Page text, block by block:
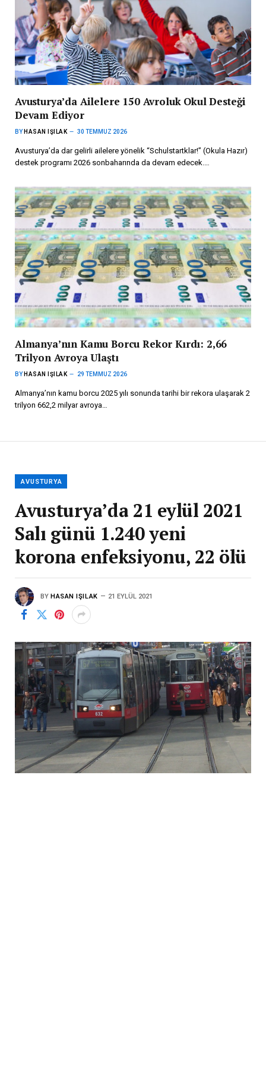
Avusturya’da Ailelere 150 Avroluk Okul Desteği
Devam Ediyor
BY HASAN IŞILAK 30 TEMMUZ 2026
Avusturya’da dar gelirli ailelere yönelik “Schulstartklar!” (Okula Hazır)
destek programı 2026 sonbaharında da devam edecek.…
Almanya’nın Kamu Borcu Rekor Kırdı: 2,66
Trilyon Avroya Ulaştı
BY HASAN IŞILAK 29 TEMMUZ 2026
Almanya’nın kamu borcu 2025 yılı sonunda tarihi bir rekora ulaşarak 2
trilyon 662,2 milyar avroya…
AVUSTURYA
Avusturya’da 21 eylül 2021
Salı günü 1.240 yeni
korona enfeksiyonu, 22 ölü
BY HASAN IŞILAK 21 EYLÜL 2021